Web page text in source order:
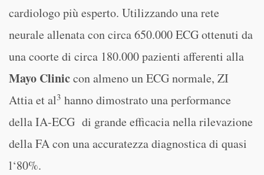
cardiologo più esperto. Utilizzando una rete
neurale allenata con circa 650.000 ECG ottenuti da
una coorte di circa 180.000 pazienti afferenti alla
Mayo Cliniccon almeno un ECG normale, ZI
Attia et al3 hanno dimostrato una performance
della IA-ECG di grande efficacia nella rilevazione
della FA con una accuratezza diagnostica di quasi
l‘80%.